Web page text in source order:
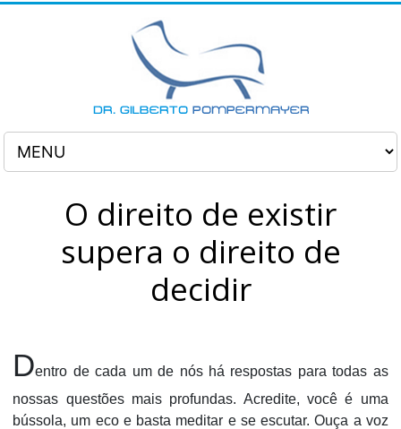
O direito de existir
supera o direito de
decidir
Dentro de cada um de nós há respostas para todas as
nossas questões mais profundas. Acredite, você é uma
bússola, um eco e basta meditar e se escutar. Ouça a voz